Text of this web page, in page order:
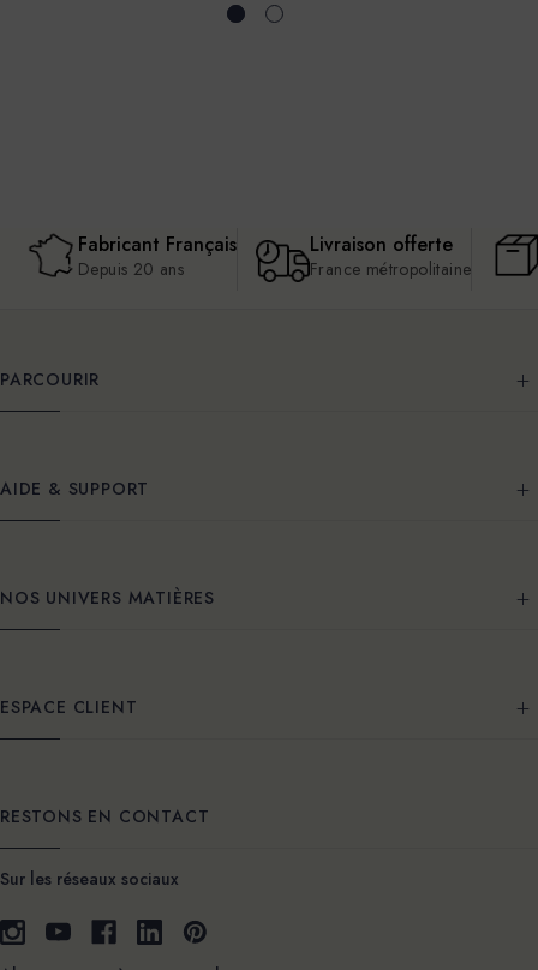
Fabricant Français
Depuis 20 ans
Livraison offerte
France métropolitaine
PARCOURIR
AIDE & SUPPORT
NOS UNIVERS MATIÈRES
ESPACE CLIENT
RESTONS EN CONTACT
Sur les réseaux sociaux